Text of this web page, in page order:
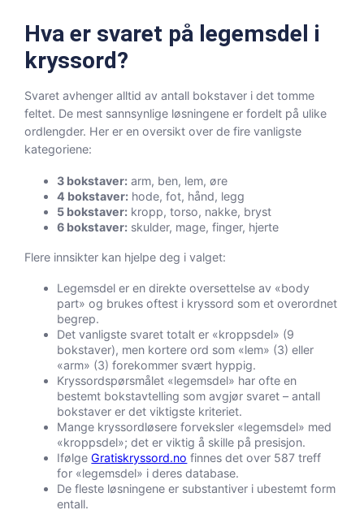
Hva er svaret på legemsdel i
kryssord?
Svaret avhenger alltid av antall bokstaver i det tomme
feltet. De mest sannsynlige løsningene er fordelt på ulike
ordlengder. Her er en oversikt over de fire vanligste
kategoriene:
3 bokstaver: arm, ben, lem, øre
4 bokstaver: hode, fot, hånd, legg
5 bokstaver: kropp, torso, nakke, bryst
6 bokstaver: skulder, mage, finger, hjerte
Flere innsikter kan hjelpe deg i valget:
Legemsdel er en direkte oversettelse av «body
part» og brukes oftest i kryssord som et overordnet
begrep.
Det vanligste svaret totalt er «kroppsdel» (9
bokstaver), men kortere ord som «lem» (3) eller
«arm» (3) forekommer svært hyppig.
Kryssordspørsmålet «legemsdel» har ofte en
bestemt bokstavtelling som avgjør svaret – antall
bokstaver er det viktigste kriteriet.
Mange kryssordløsere forveksler «legemsdel» med
«kroppsdel»; det er viktig å skille på presisjon.
IfølgeGratiskryssord.no finnes det over 587 treff
for «legemsdel» i deres database.
De fleste løsningene er substantiver i ubestemt form
entall.